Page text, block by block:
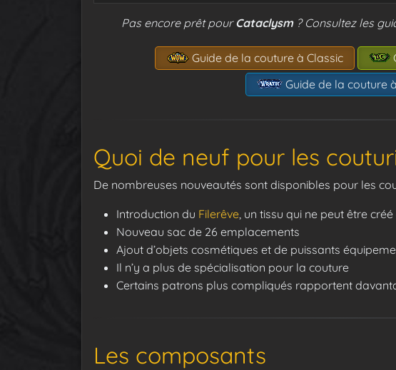
Pas encore prêt pourCataclysm? Consultez les
Guide de la couture à Classic
Guide de la couture
Quoi de neuf pour les
De nombreuses nouveautés sont disponibles pour les
Introduction du Filerêve , un tissu qui ne peut être
Nouveau sac de 26 emplacements
Ajout d’objets cosmétiques et de puissants
Il n’y a plus de spécialisation pour la couture
Certains patrons plus compliqués rapportent
Les composants